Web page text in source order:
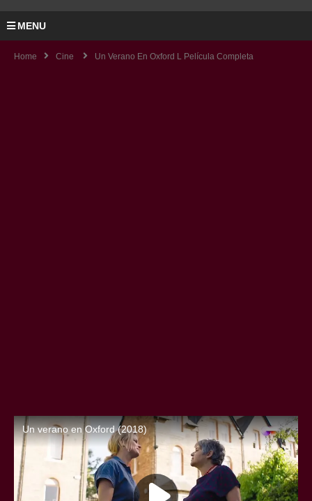
MENU
Home Cine Un Verano En Oxford L Película Completa